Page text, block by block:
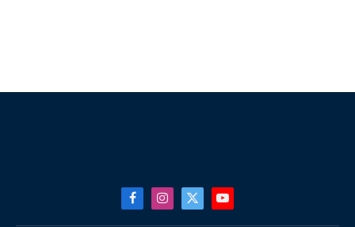
FacebookInstagram
X
YouTube